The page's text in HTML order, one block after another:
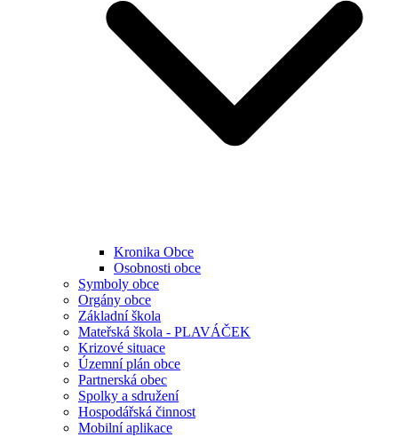
Kronika Obce
Osobnosti obce
Symboly obce
Orgány obce
Základní škola
Mateřská škola - PLAVÁČEK
Krizové situace
Územní plán obce
Partnerská obec
Spolky a sdružení
Hospodářská činnost
Mobilní aplikace